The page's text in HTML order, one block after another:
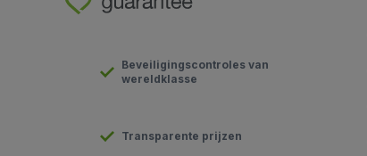
Beveiligingscontroles van
wereldklasse
Transparente prijzen